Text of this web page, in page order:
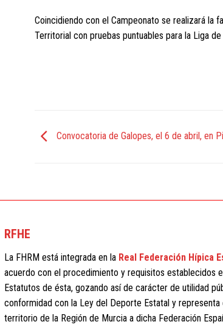
Coincidiendo con el Campeonato se realizará la
Territorial con pruebas puntuables para la Liga
Convocatoria de Galopes, el 6 de abril, en
RFHE
La FHRM está integrada en la Real Federación Hípica
acuerdo con el procedimiento y requisitos establecidos
Estatutos de ésta, gozando así de carácter de utilidad
conformidad con la Ley del Deporte Estatal y representa
territorio de la Región de Murcia a dicha Federación